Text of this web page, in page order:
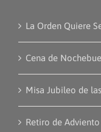
La Orden Quiere
Cena de
Misa Jubileo de
Retiro de Adviento